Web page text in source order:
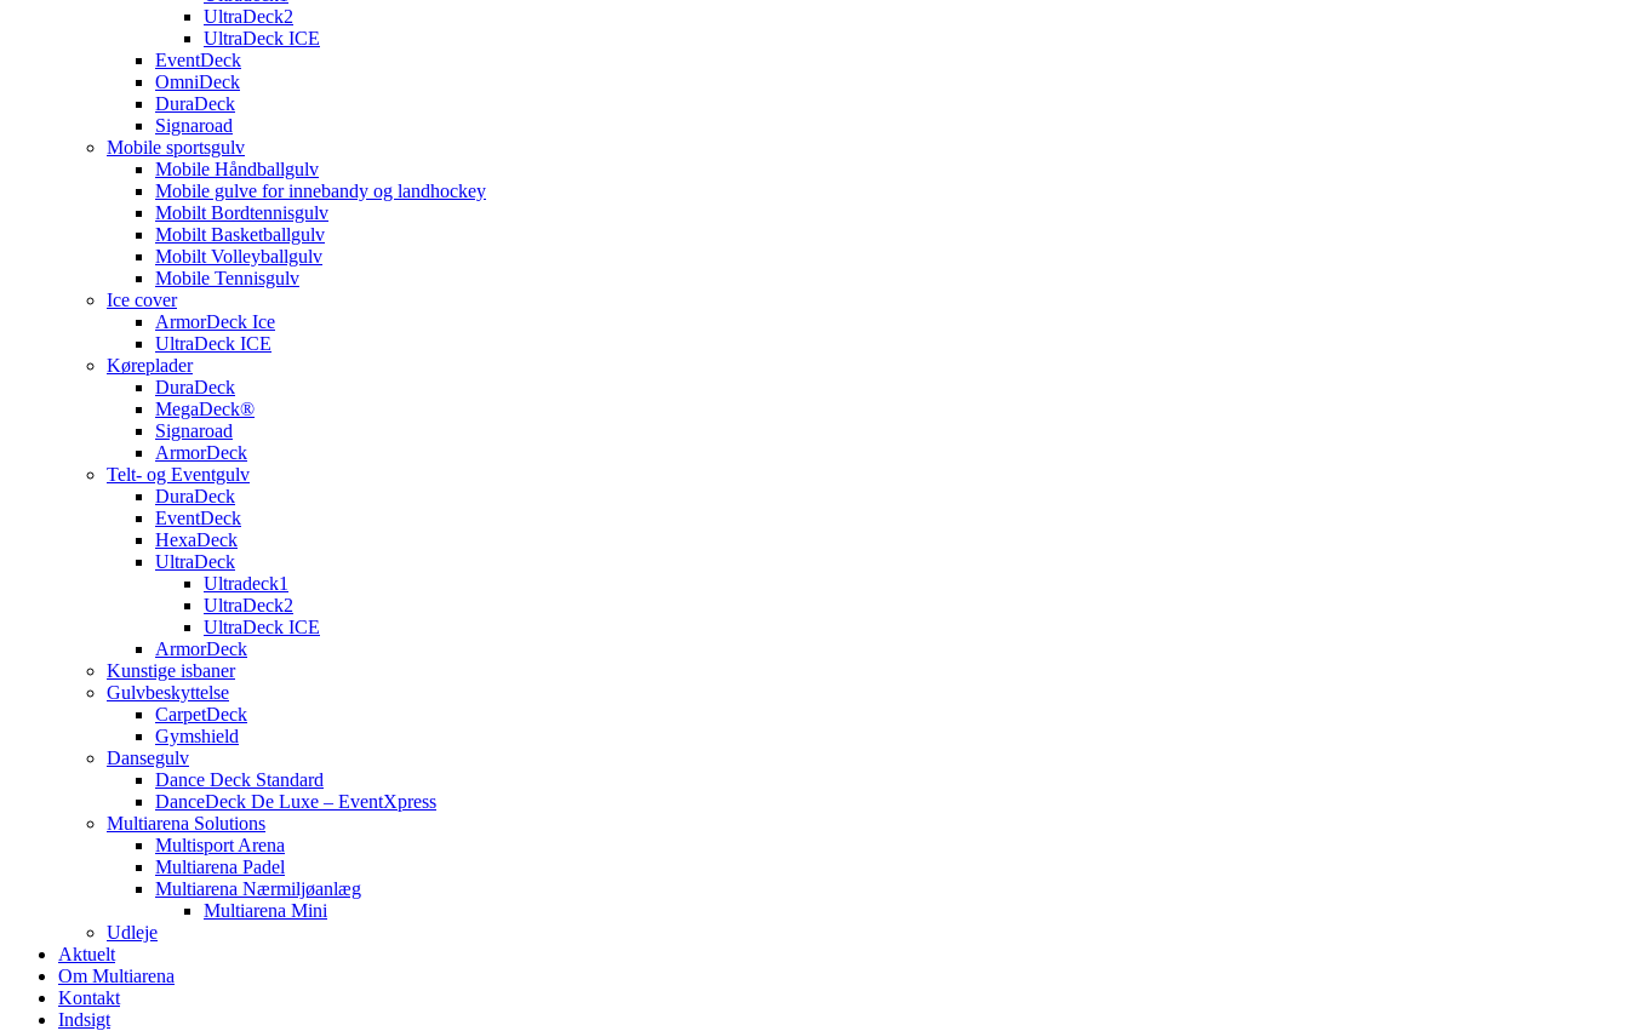
UltraDeck2
UltraDeck ICE
EventDeck
OmniDeck
DuraDeck
Signaroad
Mobile sportsgulv
Mobile Håndballgulv
Mobile gulve for innebandy og landhockey
Mobilt Bordtennisgulv
Mobilt Basketballgulv
Mobilt Volleyballgulv
Mobile Tennisgulv
Ice cover
ArmorDeck Ice
UltraDeck ICE
Køreplader
DuraDeck
MegaDeck®
Signaroad
ArmorDeck
Telt- og Eventgulv
DuraDeck
EventDeck
HexaDeck
UltraDeck
Ultradeck1
UltraDeck2
UltraDeck ICE
ArmorDeck
Kunstige isbaner
Gulvbeskyttelse
CarpetDeck
Gymshield
Dansegulv
Dance Deck Standard
DanceDeck De Luxe – EventXpress
Multiarena Solutions
Multisport Arena
Multiarena Padel
Multiarena Nærmiljøanlæg
Multiarena Mini
Udleje
Aktuelt
Om Multiarena
Kontakt
Indsigt